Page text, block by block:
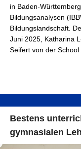
in Baden-
Bildungsanalysen
Bildungslandschaft.
Juni 2025, Katharina
Seifert von der School
Bestens
gymnasialen